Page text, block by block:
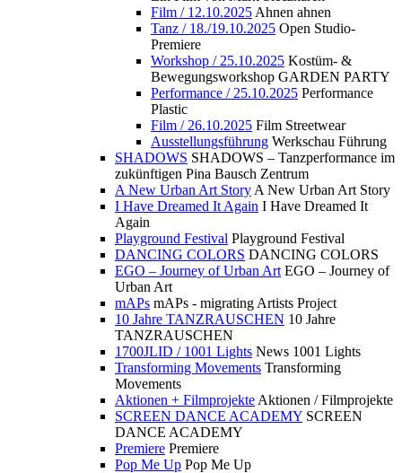
Film / 12.10.2025 Ahnen ahnen
Tanz / 18./19.10.2025 Open Studio-
Premiere
Workshop / 25.10.2025 Kostüm- &
Bewegungsworkshop GARDEN PARTY
Performance / 25.10.2025 Performance
Plastic
Film / 26.10.2025 Film Streetwear
Ausstellungsführung Werkschau Führung
SHADOWS SHADOWS – Tanzperformance im
zukünftigen Pina Bausch Zentrum
A New Urban Art Story A New Urban Art Story
I Have Dreamed It Again I Have Dreamed It
Again
Playground Festival Playground Festival
DANCING COLORS DANCING COLORS
EGO – Journey of Urban Art EGO – Journey of
Urban Art
mAPs mAPs - migrating Artists Project
10 Jahre TANZRAUSCHEN 10 Jahre
TANZRAUSCHEN
1700JLID / 1001 Lights News 1001 Lights
Transforming Movements Transforming
Movements
Aktionen + Filmprojekte Aktionen / Filmprojekte
SCREEN DANCE ACADEMY SCREEN
DANCE ACADEMY
Premiere Premiere
Pop Me Up Pop Me Up